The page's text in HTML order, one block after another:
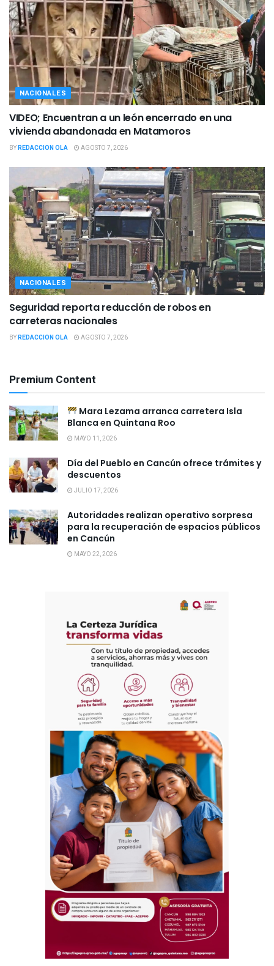
NACIONALES
VIDEO; Encuentran a un león encerrado en una
vivienda abandonada en Matamoros
BYREDACCION OLA AGOSTO 7, 2026
NACIONALES
Seguridad reporta reducción de robos en
carreteras nacionales
BYREDACCION OLA AGOSTO 7, 2026
Premium Content
Mara Lezama arranca carretera Isla
Blanca en Quintana Roo
MAYO 11, 2026
Día del Pueblo en Cancún ofrece trámites y
descuentos
JULIO 17, 2026
Autoridades realizan operativo sorpresa
para la recuperación de espacios públicos
en Cancún
MAYO 22, 2026